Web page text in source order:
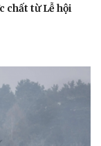
chất từ Lễ hội